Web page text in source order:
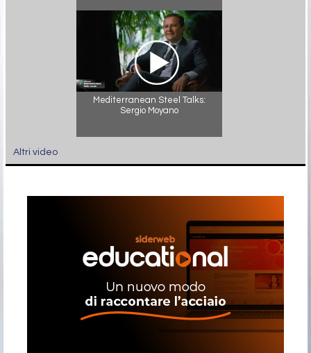
Mediterranean Steel Talks:
Sergio Moyano
Altri video